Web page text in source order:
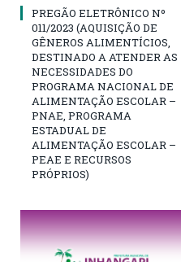
PREGÃO ELETRÔNICO Nº
011/2023 (AQUISIÇÃO DE
GÊNEROS ALIMENTÍCIOS,
DESTINADO A ATENDER AS
NECESSIDADES DO
PROGRAMA NACIONAL DE
ALIMENTAÇÃO ESCOLAR –
PNAE, PROGRAMA
ESTADUAL DE
ALIMENTAÇÃO ESCOLAR –
PEAE E RECURSOS
PRÓPRIOS)